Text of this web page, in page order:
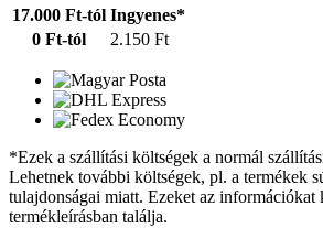
17.000 Ft-tól Ingyenes*
0 Ft-tól
2.150 Ft
*Ezek a szállítási költségek a normál
Lehetnek további költségek, pl. a termékek
tulajdonságai miatt. Ezeket az információkat
termékleírásban találja.